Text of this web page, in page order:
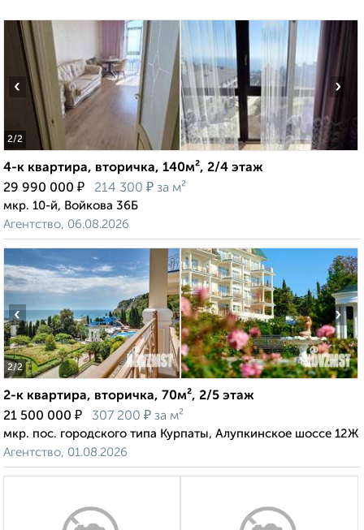
2/2
‹ ›
4-к квартира, вторичка, 140м², 2/4 этаж
29 990 000 ₽ 214 300 ₽ за м²
мкр. 10-й, Войкова 36Б
Агентство, 06.08.2026
2/2
‹ ›
2-к квартира, вторичка, 70м², 2/5 этаж
21 500 000 ₽ 307 200 ₽ за м²
мкр. пос. городского типа Курпаты, Алупкинское шоссе 12Ж
Агентство, 01.08.2026